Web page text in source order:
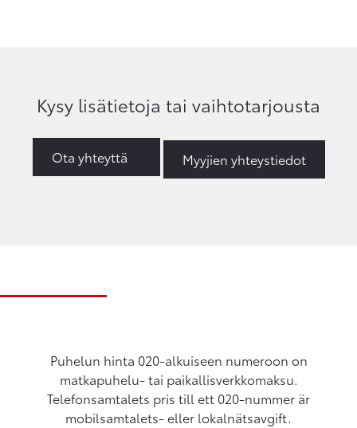
Kysy lisätietoja tai vaihtotarjousta
Ota yhteyttä Myyjien yhteystiedot
Puhelun hinta 020-alkuiseen numeroon on
matkapuhelu- tai paikallisverkkomaksu.
Telefonsamtalets pris till ett 020-nummer är
mobilsamtalets- eller lokalnätsavgift.